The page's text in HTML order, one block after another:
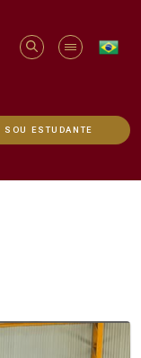
SOU ESTUDANTE